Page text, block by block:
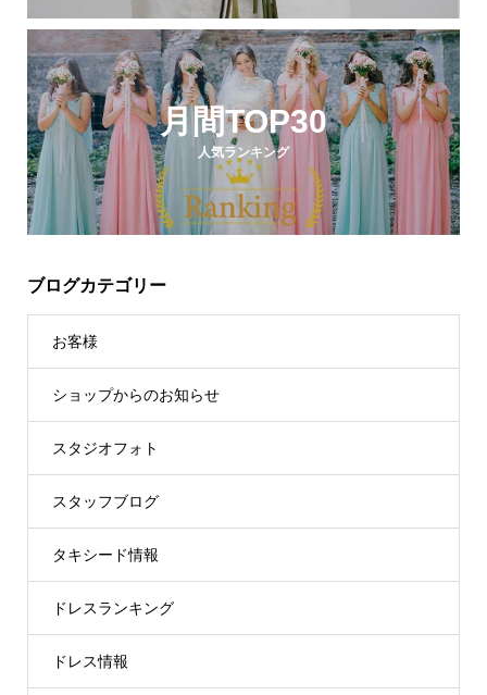
月間TOP30
人気ランキング
ブログカテゴリー
お客様
ショップからのお知らせ
スタジオフォト
スタッフブログ
タキシード情報
ドレスランキング
ドレス情報